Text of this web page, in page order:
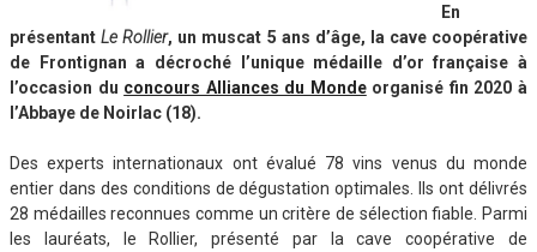
En
présentantLe Rollier, un muscat 5 ans d’âge, la cave coopérative
de Frontignan a décroché l’unique médaille d’or française à
l’occasion du concours Alliances du Mondeorganisé fin 2020 à
l’Abbaye de Noirlac (18).
Des experts internationaux ont évalué 78 vins venus du monde
entier dans des conditions de dégustation optimales. Ils ont délivrés
28 médailles reconnues comme un critère de sélection fiable. Parmi
les lauréats, le Rollier, présenté par la cave coopérative de